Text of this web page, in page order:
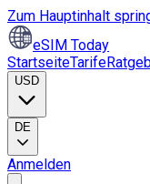
Zum Hauptinhalt
eSIM Today
StartseiteTarife
USD
DE
Anmelden